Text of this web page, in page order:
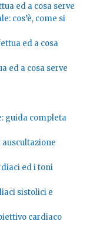
ed a cosa serve
cos’è, come si
ed a cosa
ed a cosa serve
guida completa
ed i toni
sistolici e
cardiaco